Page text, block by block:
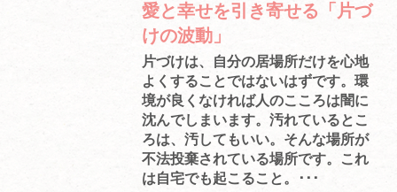
愛と幸せを引き寄せる「片づ
けの波動」
片づけは、自分の居場所だけを心地
よくすることではないはずです。環
境が良くなければ人のこころは闇に
沈んでしまいます。汚れているとこ
ろは、汚してもいい。そんな場所が
不法投棄されている場所です。これ
は自宅でも起こること。･･･